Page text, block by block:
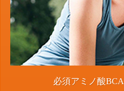
必須アミノ酸